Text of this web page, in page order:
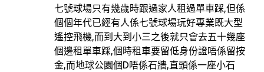
七號球場只有幾歲時跟過家人租過單車踩,但係
個個年代已經有人係七號球場玩好專業既大型
遙控飛機,而到大到小三之後就只會去五十幾座
個邊租單車踩,個時租車要留低身份證唔係留按
金,而地球公園個D唔係石牆,直頭係一座小石